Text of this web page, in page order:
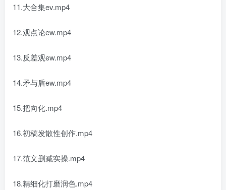
11.大合集ev.mp4
12.观点论ew.mp4
13.反差观ew.mp4
14.矛与盾ew.mp4
15.把向化.mp4
16.初稿发散性创作.mp4
17.范文删减实操.mp4
18.精细化打磨润色.mp4